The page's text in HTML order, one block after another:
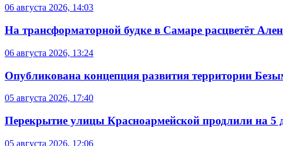
06 августа 2026, 14:03
На трансформаторной будке в Самаре расцветёт
06 августа 2026, 13:24
Опубликована концепция развития территории
05 августа 2026, 17:40
Перекрытие улицы Красноармейской продлили на 5
05 августа 2026, 12:06